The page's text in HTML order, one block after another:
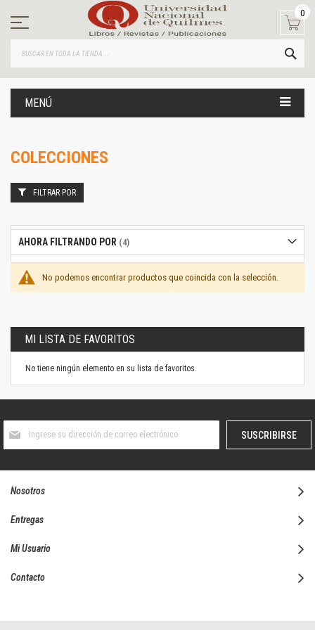
contenido
0
MENÚ
COLECCIONES
No podemos encontrar productos que coincida con la selección.
FILTRAR POR
AHORA FILTRANDO POR
MI LISTA DE FAVORITOS
No tiene ningún elemento en su lista de favoritos.
boletín
SUSCRIBIRSE
Nosotros
Entregas
Mi Usuario
Contacto